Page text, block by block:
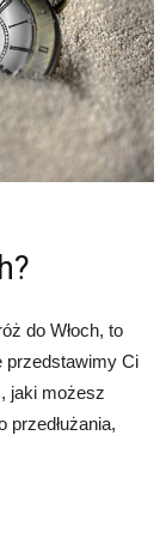
do Włoch, to
przedstawimy Ci
jaki możesz
przedłużania,